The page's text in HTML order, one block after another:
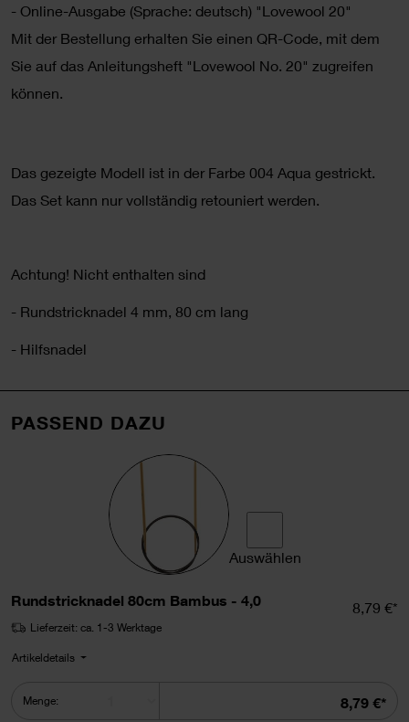
- Online-Ausgabe (Sprache: deutsch) "Lovewool 20"
Mit der Bestellung erhalten Sie einen QR-Code, mit dem
Sie auf das Anleitungsheft "Lovewool No. 20" zugreifen
können.
Das gezeigte Modell ist in der Farbe 004 Aqua gestrickt.
Das Set kann nur vollständig retouniert werden.
Achtung! Nicht enthalten sind
- Rundstricknadel 4 mm, 80 cm lang
- Hilfsnadel
PASSEND DAZU
Auswählen
Rundstricknadel 80cm Bambus - 4,0
8,79 €*
Summe
8,79 €*
Lieferzeit: ca. 1-3 Werktage
Artikeldetails
Menge: